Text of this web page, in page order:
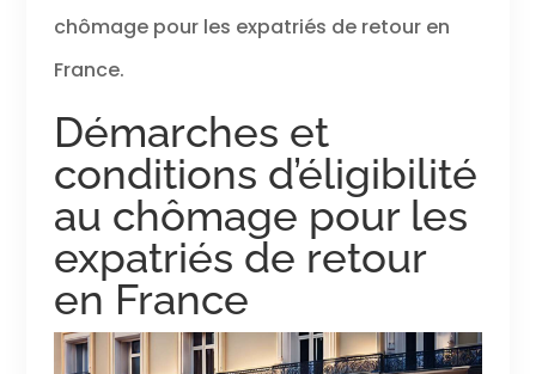
chômage pour les expatriés de retour en
France.
Démarches et
conditions d’éligibilité
au chômage pour les
expatriés de retour
en France